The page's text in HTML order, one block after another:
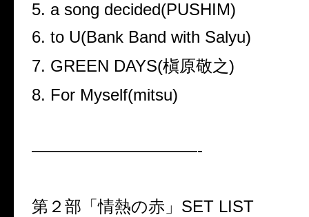
5. a song decided(PUSHIM)
6. to U(Bank Band with Salyu)
7. GREEN DAYS(槇原敬之)
8. For Myself(mitsu)
——————————-
第２部「情熱の赤」 SET LIST